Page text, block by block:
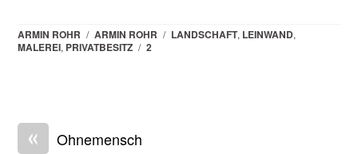
ARMIN ROHR / ARMIN ROHR / LANDSCHAFT, LEINWAND,
MALEREI, PRIVATBESITZ / 2
« Ohnemensch